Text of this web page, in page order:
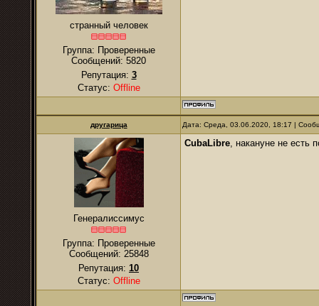
странный человек
Группа: Проверенные
Сообщений: 5820
Репутация: 3
Статус: Offline
другарица Дата: Среда, 03.06.2020, 18:17 |
Генералиссимус
Группа: Проверенные
Сообщений: 25848
Репутация: 10
Статус: Offline
CubaLibre, накануне не есть